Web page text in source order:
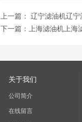
上一篇： 辽宁滤油机辽
下一篇： 上海滤油机上海
关于我们
公司简介
在线留言